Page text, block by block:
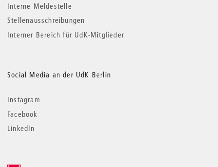
Interne Meldestelle
Stellenausschreibungen
Interner Bereich für UdK-Mitglieder
Social Media an der UdK Berlin
Instagram
Facebook
LinkedIn